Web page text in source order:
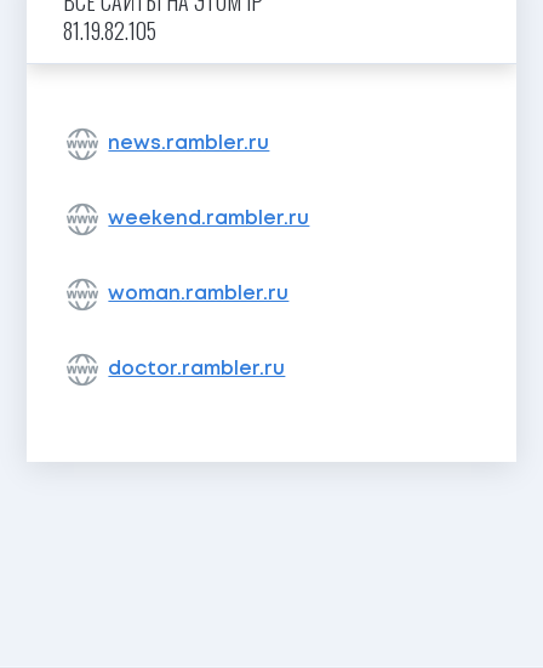
81.19.82.105
news.rambler.ru
weekend.rambler.ru
woman.rambler.ru
doctor.rambler.ru